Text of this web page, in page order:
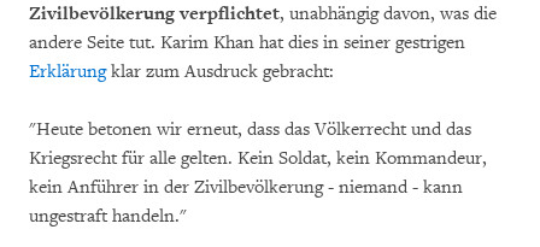
Zivilbevölkerung verpflichtet, unabhängig davon, was die
andere Seite tut. Karim Khan hat dies in seiner gestrigen
Erklärungklar zum Ausdruck gebracht:
"Heute betonen wir erneut, dass das Völkerrecht und das
Kriegsrecht für alle gelten. Kein Soldat, kein Kommandeur,
kein Anführer in der Zivilbevölkerung - niemand - kann
ungestraft handeln."